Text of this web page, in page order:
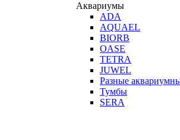
Аквариумы
ADA
AQUAEL
BIORB
OASE
TETRA
JUWEL
Разные
Тумбы
SERA